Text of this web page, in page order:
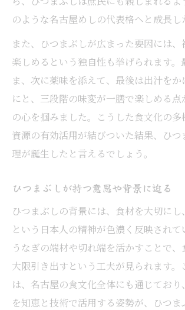
のような名古屋めしの代表格へと成長し
また、ひつまぶしが広まった要因には、
楽しめるという独自性も挙げられます。
ま、次に薬味を添えて、最後は出汁を
にと、三段階の味変が一膳で楽しめる点
の心を掴みました。こうした食文化の
資源の有効活用が結びついた結果、ひつ
理が誕生したと言えるでしょう。
ひつまぶしが持つ意思や背景に迫る
ひつまぶしの背景には、食材を大切にし
という日本人の精神が色濃く反映されて
うなぎの端材や切れ端を活かすことで
大限引き出すという工夫が見られます。
は、名古屋の食文化全体にも通じてお
を知恵と技術で活用する姿勢が、ひつ